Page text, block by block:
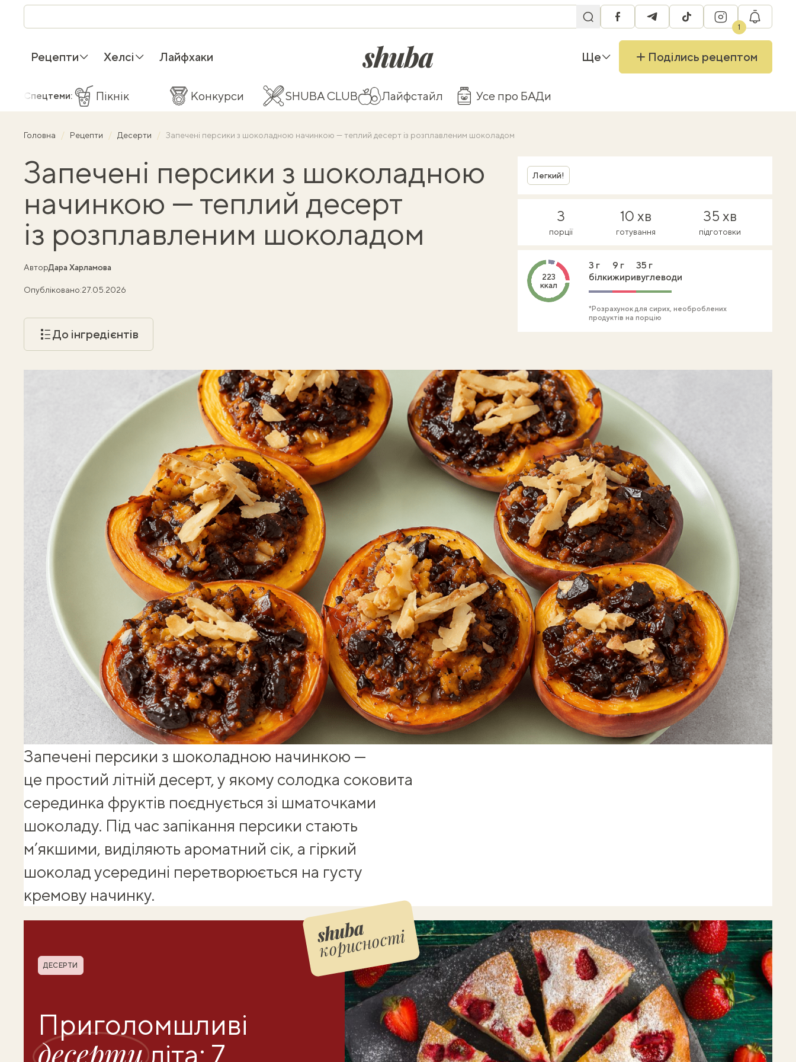
facebooktelegramtiktok instagram
1
Рецепти Хелсі Лайфхаки shuba.life Ще Поділись рецептом
Спецтеми: Пікнік Конкурси SHUBA CLUB Лайфстайл Усе про БАДи
Головна Рецепти Десерти Запечені персики з шоколадною начинкою — теплий десерт із розплавленим шоколадом
Запечені персики з шоколадною
начинкою — теплий десерт
із розплавленим шоколадом
АвторДара Харламова
Опубліковано:27.05.2026
До інгредієнтів
Легкий!
3
порції
10 хв
готування
35 хв
підготовки
223
ккал
3 г
білки
9 г
жири
35 г
вуглеводи
*Розрахунок для сирих, необроблених
продуктів на порцію
Запечені персики з шоколадною начинкою —
це простий літній десерт, у якому солодка соковита
серединка фруктів поєднується зі шматочками
шоколаду. Під час запікання персики стають
м’якшими, виділяють ароматний сік, а гіркий
шоколад усередині перетворюється на густу
кремову начинку.
корисності
Рубрика
ДЕСЕРТИ
Приголомшливі
десертиліта: 7